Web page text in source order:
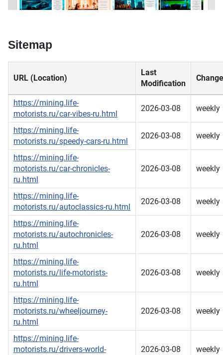
Sitemap
URL (Location)
Last
Modification
https://mining.life-
motorists.ru/car-vibes-ru.html
2026-03-08 weekly
https://mining.life-
motorists.ru/speedy-cars-ru.html
2026-03-08 weekly
https://mining.life-
motorists.ru/car-chronicles-
ru.html
2026-03-08 weekly
https://mining.life-
motorists.ru/autoclassics-ru.html
2026-03-08 weekly
https://mining.life-
motorists.ru/autochronicles-
ru.html
2026-03-08 weekly
https://mining.life-
motorists.ru/life-motorists-
ru.html
2026-03-08 weekly
https://mining.life-
motorists.ru/wheeljourney-
ru.html
2026-03-08 weekly
https://mining.life-
motorists.ru/drivers-world-
2026-03-08 weekly